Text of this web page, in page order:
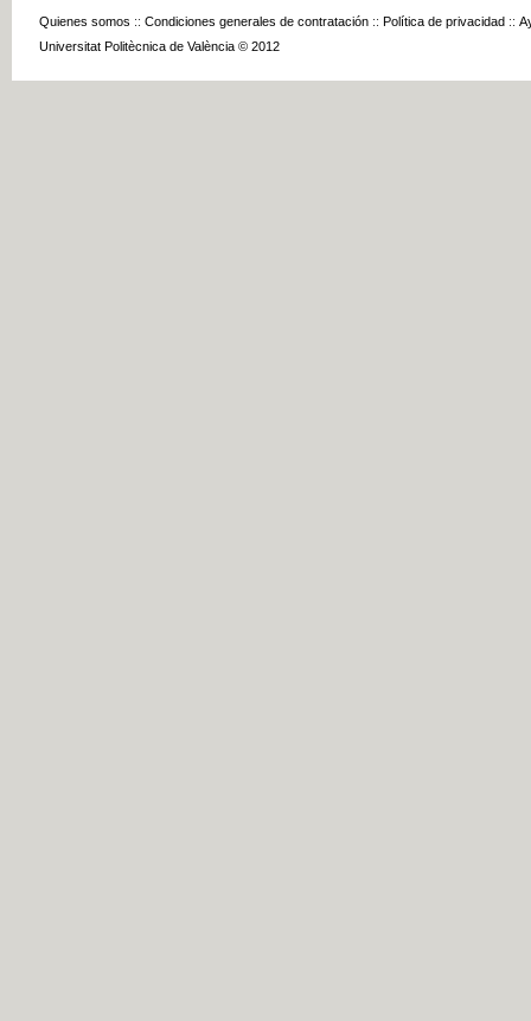
Quienes somos :: Condiciones generales de contratación :: Política de privacidad ::
Universitat Politècnica de València © 2012